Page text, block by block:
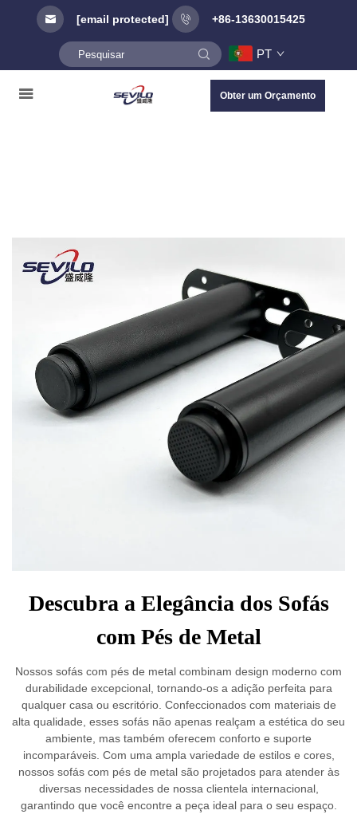
[email protected] +86-13630015425
PT
Obter um Orçamento
Descubra a Elegância dos Sofás
com Pés de Metal
Nossos sofás com pés de metal combinam design moderno com
durabilidade excepcional, tornando-os a adição perfeita para
qualquer casa ou escritório. Confeccionados com materiais de
alta qualidade, esses sofás não apenas realçam a estética do seu
ambiente, mas também oferecem conforto e suporte
incomparáveis. Com uma ampla variedade de estilos e cores,
nossos sofás com pés de metal são projetados para atender às
diversas necessidades de nossa clientela internacional,
garantindo que você encontre a peça ideal para o seu espaço.